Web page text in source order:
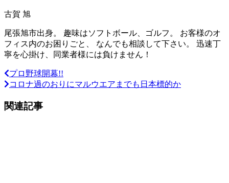
古賀 旭
尾張旭市出身。 趣味はソフトボール、ゴルフ。 お客様のオ
フィス内のお困りごと、 なんでも相談して下さい。 迅速丁
寧を心掛け、同業者様には負けません！
プロ野球開幕!!
コロナ過のおりにマルウエアまでも日本標的か
関連記事